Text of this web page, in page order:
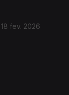
18 fev. 2026